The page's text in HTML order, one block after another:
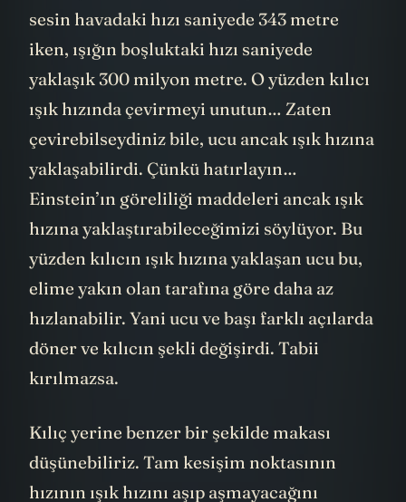
bir düşük. Bir kıyaslama yapacak olursak
sesin havadaki hızı saniyede 343 metre
iken, ışığın boşluktaki hızı saniyede
yaklaşık 300 milyon metre. O yüzden kılıcı
ışık hızında çevirmeyi unutun… Zaten
çevirebilseydiniz bile, ucu ancak ışık hızına
yaklaşabilirdi. Çünkü hatırlayın…
Einstein’ın göreliliği maddeleri ancak ışık
hızına yaklaştırabileceğimizi söylüyor. Bu
yüzden kılıcın ışık hızına yaklaşan ucu bu,
elime yakın olan tarafına göre daha az
hızlanabilir. Yani ucu ve başı farklı açılarda
döner ve kılıcın şekli değişirdi. Tabii
Kılıç yerine benzer bir şekilde makası
düşünebiliriz. Tam kesişim noktasının